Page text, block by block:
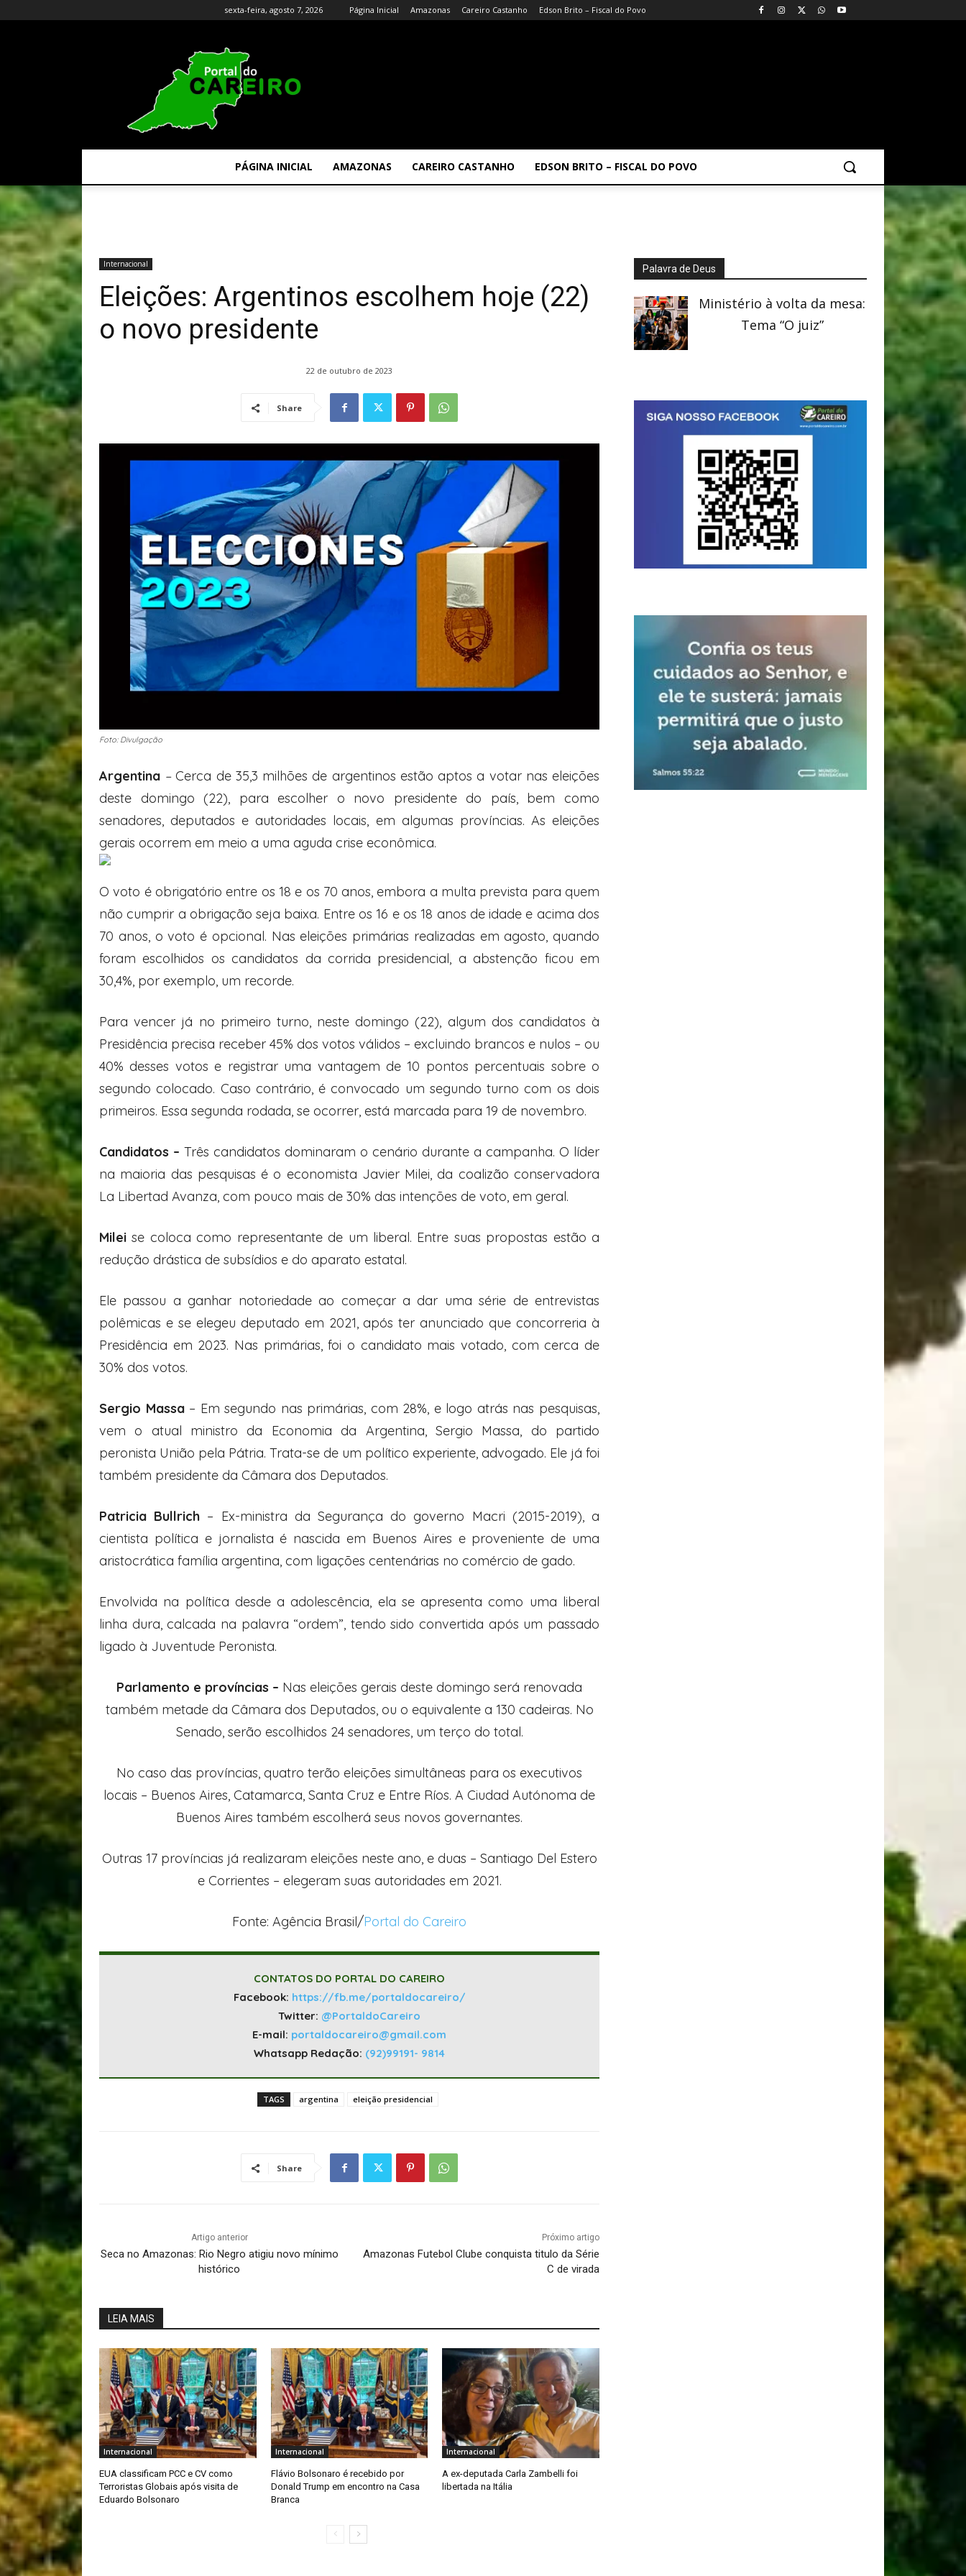
sexta-feira, agosto 7, 2026 Página Inicial Amazonas Careiro Castanho Edson Brito – Fiscal do Povo
PÁGINA INICIAL AMAZONAS CAREIRO CASTANHO EDSON BRITO – FISCAL DO POVO
Internacional
Eleições: Argentinos escolhem hoje (22)
o novo presidente
22 de outubro de 2023
Share
Foto: Divulgação
Argentina –Cerca de 35,3 milhões de argentinos estão aptos a votar nas eleições
deste domingo (22), para escolher o novo presidente do país, bem como
senadores, deputados e autoridades locais, em algumas províncias. As eleições
gerais ocorrem em meio a uma aguda crise econômica.
O voto é obrigatório entre os 18 e os 70 anos, embora a multa prevista para quem
não cumprir a obrigação seja baixa. Entre os 16 e os 18 anos de idade e acima dos
70 anos, o voto é opcional. Nas eleições primárias realizadas em agosto, quando
foram escolhidos os candidatos da corrida presidencial, a abstenção ficou em
30,4%, por exemplo, um recorde.
Para vencer já no primeiro turno, neste domingo (22), algum dos candidatos à
Presidência precisa receber 45% dos votos válidos – excluindo brancos e nulos – ou
40% desses votos e registrar uma vantagem de 10 pontos percentuais sobre o
segundo colocado. Caso contrário, é convocado um segundo turno com os dois
primeiros. Essa segunda rodada, se ocorrer, está marcada para 19 de novembro.
Candidatos – Três candidatos dominaram o cenário durante a campanha. O líder
na maioria das pesquisas é o economista Javier Milei, da coalizão conservadora
La Libertad Avanza, com pouco mais de 30% das intenções de voto, em geral.
Milei se coloca como representante de um liberal. Entre suas propostas estão a
redução drástica de subsídios e do aparato estatal.
Ele passou a ganhar notoriedade ao começar a dar uma série de entrevistas
polêmicas e se elegeu deputado em 2021, após ter anunciado que concorreria à
Presidência em 2023. Nas primárias, foi o candidato mais votado, com cerca de
30% dos votos.
Sergio Massa– Em segundo nas primárias, com 28%, e logo atrás nas pesquisas,
vem o atual ministro da Economia da Argentina, Sergio Massa, do partido
peronista União pela Pátria. Trata-se de um político experiente, advogado. Ele já foi
também presidente da Câmara dos Deputados.
Patricia Bullrich – Ex-ministra da Segurança do governo Macri (2015-2019), a
cientista política e jornalista é nascida em Buenos Aires e proveniente de uma
aristocrática família argentina, com ligações centenárias no comércio de gado.
Envolvida na política desde a adolescência, ela se apresenta como uma liberal
linha dura, calcada na palavra “ordem”, tendo sido convertida após um passado
ligado à Juventude Peronista.
Parlamento e províncias – Nas eleições gerais deste domingo será renovada
também metade da Câmara dos Deputados, ou o equivalente a 130 cadeiras. No
Senado, serão escolhidos 24 senadores, um terço do total.
No caso das províncias, quatro terão eleições simultâneas para os executivos
locais – Buenos Aires, Catamarca, Santa Cruz e Entre Ríos. A Ciudad Autónoma de
Buenos Aires também escolherá seus novos governantes.
Outras 17 províncias já realizaram eleições neste ano, e duas – Santiago Del Estero
e Corrientes – elegeram suas autoridades em 2021.
Fonte: Agência Brasil/Portal do Careiro
CONTATOS DO PORTAL DO CAREIRO
Facebook: https://fb.me/portaldocareiro/
Twitter: @PortaldoCareiro
E-mail: portaldocareiro@gmail.com
Whatsapp Redação: (92)99191- 9814
TAGS argentina eleição presidencial
Share
Artigo anterior
Seca no Amazonas: Rio Negro atigiu novo mínimo
histórico
Próximo artigo
Amazonas Futebol Clube conquista titulo da Série
C de virada
LEIA MAIS
Internacional
EUA classificam PCC e CV como
Terroristas Globais após visita de
Eduardo Bolsonaro
Internacional
Flávio Bolsonaro é recebido por
Donald Trump em encontro na Casa
Branca
Internacional
A ex-deputada Carla Zambelli foi
libertada na Itália
Palavra de Deus
Ministério à volta da mesa:
Tema “O juiz”